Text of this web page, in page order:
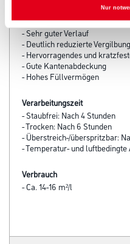
Nur
- Seidenglänzend nach 16
- Sehr guter Verlauf
- Deutlich reduzierte
- Hervorragendes und
- Gute Kantenabdeckung
- Hohes Füllvermögen
Verarbeitungszeit
- Staubfrei: Nach 4 Stunden
- Trocken: Nach 6 Stunden
- Überstreich-/überspritzbar:
- Temperatur- und
Verbrauch
- Ca. 14-16 m²/l